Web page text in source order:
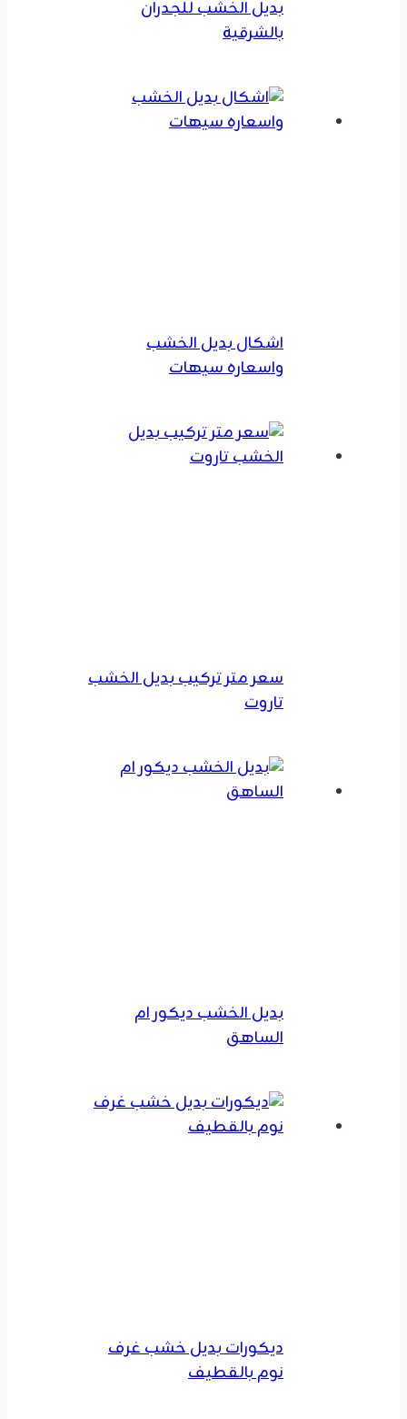
بديل الخشب للجدران
بالشرقية
اشكال بديل الخشب
واسعاره سيهات
سعر متر تركيب بديل الخشب
تاروت
بديل الخشب ديكور ام
الساهق
ديكورات بديل خشب غرف
نوم بالقطيف